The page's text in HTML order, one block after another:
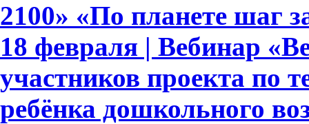
2100» «По планете шаг
18 февраля | Вебинар
участников проекта по
ребёнка дошкольного